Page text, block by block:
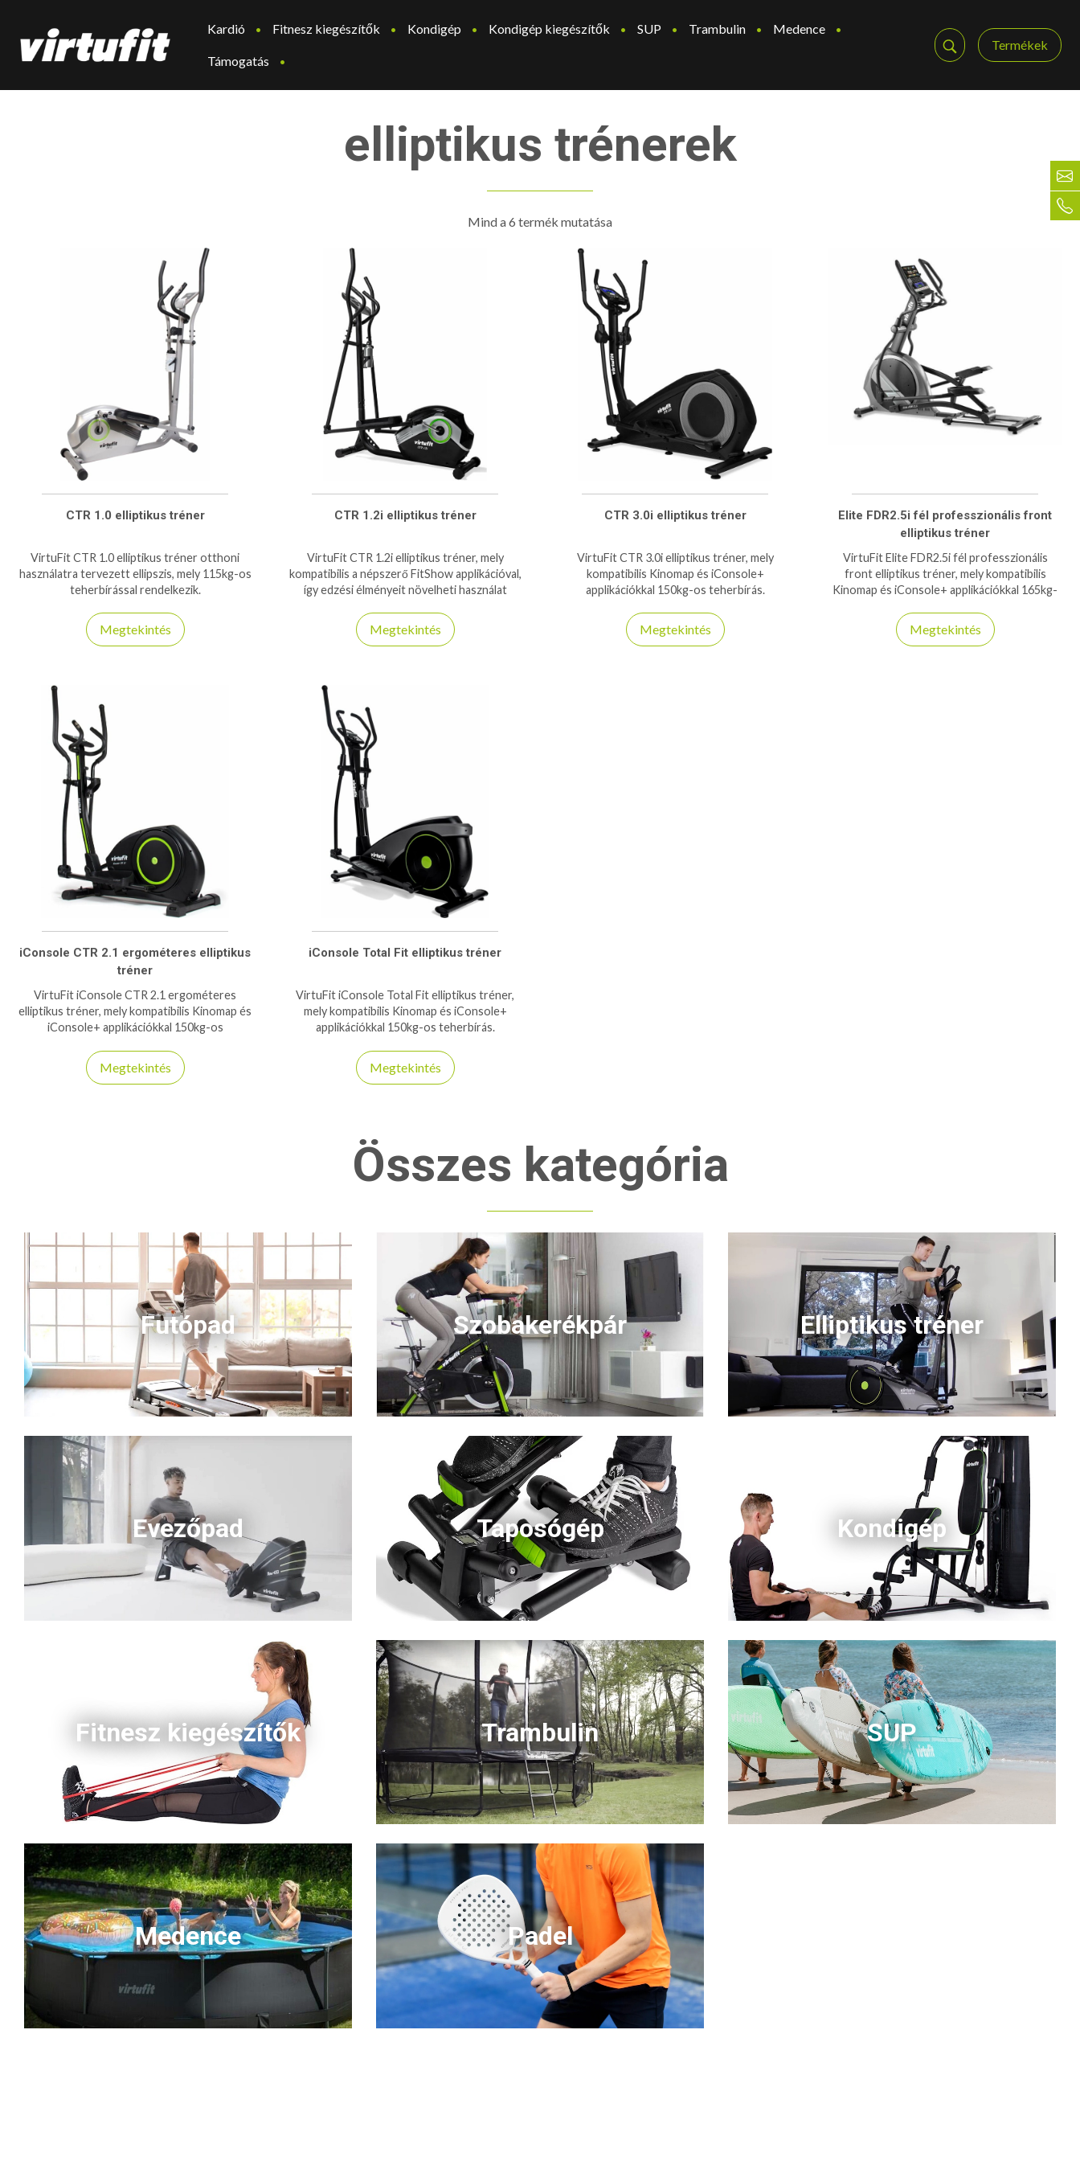
Kardió Fitnesz kiegészítők Kondigép Kondigép kiegészítők SUP Trambulin Medence
Támogatás
Termékek
elliptikus trénerek
Mind a 6 termék mutatása
CTR 1.0 elliptikus tréner
VirtuFit CTR 1.0 elliptikus tréner otthoni
használatra tervezett ellipszis, mely 115kg-os
teherbírással rendelkezik.
Megtekintés
CTR 1.2i elliptikus tréner
VirtuFit CTR 1.2i elliptikus tréner, mely
kompatibilis a népszerő FitShow applikációval,
így edzési élményeit növelheti használat
Megtekintés
CTR 3.0i elliptikus tréner
VirtuFit CTR 3.0i elliptikus tréner, mely
kompatibilis Kinomap és iConsole+
applikációkkal 150kg-os teherbírás.
Megtekintés
Elite FDR2.5i fél professzionális front
elliptikus tréner
VirtuFit Elite FDR2.5i fél professzionális
front elliptikus tréner, mely kompatibilis
Kinomap és iConsole+ applikációkkal 165kg-
Megtekintés
iConsole CTR 2.1 ergométeres elliptikus
tréner
VirtuFit iConsole CTR 2.1 ergométeres
elliptikus tréner, mely kompatibilis Kinomap és
iConsole+ applikációkkal 150kg-os
Megtekintés
iConsole Total Fit elliptikus tréner
VirtuFit iConsole Total Fit elliptikus tréner,
mely kompatibilis Kinomap és iConsole+
applikációkkal 150kg-os teherbírás.
Megtekintés
Összes kategória
Futópad Szobakerékpár Elliptikus tréner
Evezőpad Taposógép Kondigép
Fitnesz kiegészítők Trambulin SUP
Medence Padel